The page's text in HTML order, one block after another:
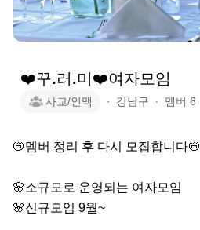
❤️꾸.러.미❤️여자모임
사교/인맥 ∙ 강남구 ∙ 멤버 6
📛멤버 정리 후 다시 모집합니다📛
🌸소규모로 운영되는 여자모임
🌸신규모임 9월~